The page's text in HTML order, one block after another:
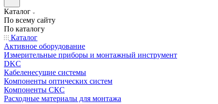
Каталог
По всему сайту
По каталогу
Каталог
Активное оборудование
Измерительные приборы и монтажный инструмент
DKC
Кабеленесущие системы
Компоненты оптических систем
Компоненты СКС
Расходные материалы для монтажа